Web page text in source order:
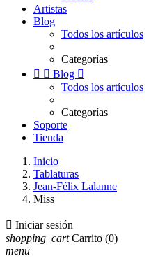
Artistas
Blog
Todos los artículos
Categorías
  Blog 
Todos los artículos
Categorías
Soporte
Tienda
Inicio
Tablaturas
Jean-Félix Lalanne
Miss
 Iniciar sesión
shopping_cart Carrito (0)
menu